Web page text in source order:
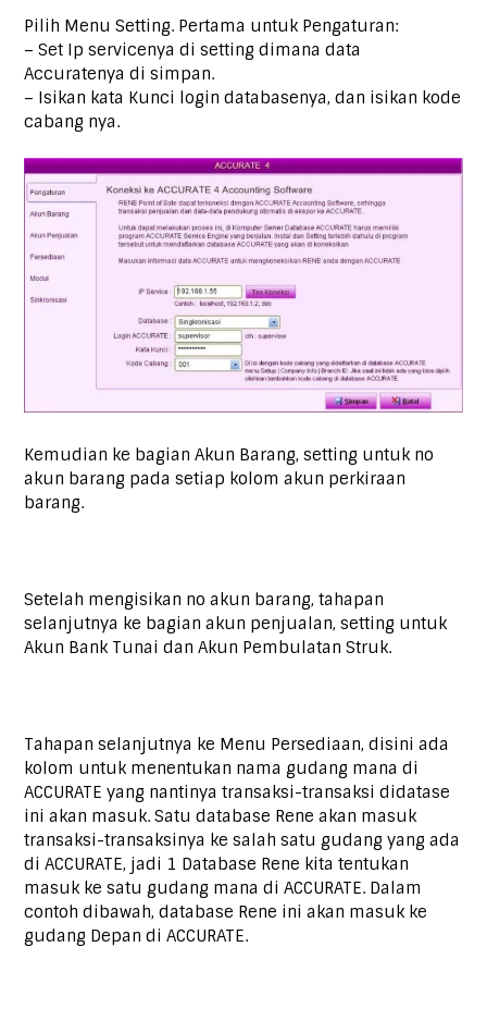
Pilih Menu Setting. Pertama untuk Pengaturan:
– Set Ip servicenya di setting dimana data
Accuratenya di simpan.
– Isikan kata Kunci login databasenya, dan isikan kode
cabang nya.
Kemudian ke bagian Akun Barang, setting untuk no
akun barang pada setiap kolom akun perkiraan
barang.
Setelah mengisikan no akun barang, tahapan
selanjutnya ke bagian akun penjualan, setting untuk
Akun Bank Tunai dan Akun Pembulatan Struk.
Tahapan selanjutnya ke Menu Persediaan, disini ada
kolom untuk menentukan nama gudang mana di
ACCURATE yang nantinya transaksi-transaksi didatase
ini akan masuk. Satu database Rene akan masuk
transaksi-transaksinya ke salah satu gudang yang ada
di ACCURATE, jadi 1 Database Rene kita tentukan
masuk ke satu gudang mana di ACCURATE. Dalam
contoh dibawah, database Rene ini akan masuk ke
gudang Depan di ACCURATE.